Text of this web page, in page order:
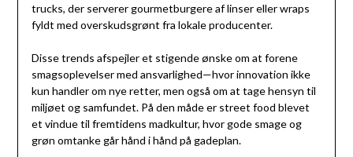
trucks, der serverer gourmetburgere af linser eller wraps
fyldt med overskudsgrønt fra lokale producenter.
Disse trends afspejler et stigende ønske om at forene
smagsoplevelser med ansvarlighed—hvor innovation ikke
kun handler om nye retter, men også om at tage hensyn til
miljøet og samfundet. På den måde er street food blevet
et vindue til fremtidens madkultur, hvor gode smage og
grøn omtanke går hånd i hånd på gadeplan.